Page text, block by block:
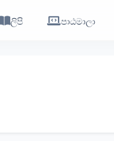
ලිපි පාඨමාලා